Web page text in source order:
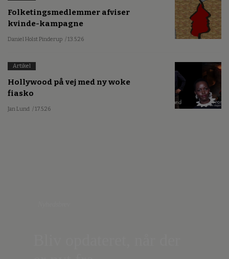
Folketingsmedlemmer afviser
kvinde-kampagne
Daniel Holst Pinderup / 13.5.26
Artikel
Hollywood på vej med ny woke
fiasko
Jan Lund / 17.5.26